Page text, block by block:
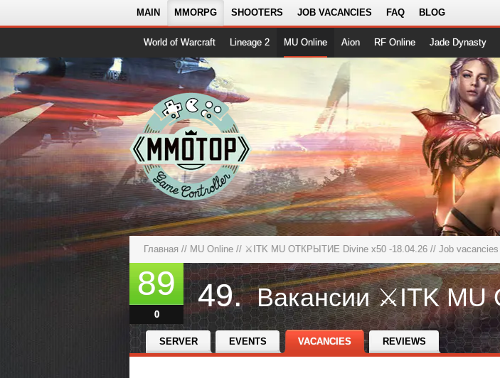
MAIN MMORPG SHOOTERS JOB VACANCIES FAQ BLOG
World of Warcraft Lineage 2 MU Online Aion RF Online Jade Dynasty
Главная // MU Online // ⚔️ITK MU ОТКРЫТИЕ Divine x50 -18.04.26 // Job vacancies
89
0
49.
SERVER EVENTS VACANCIES REVIEWS